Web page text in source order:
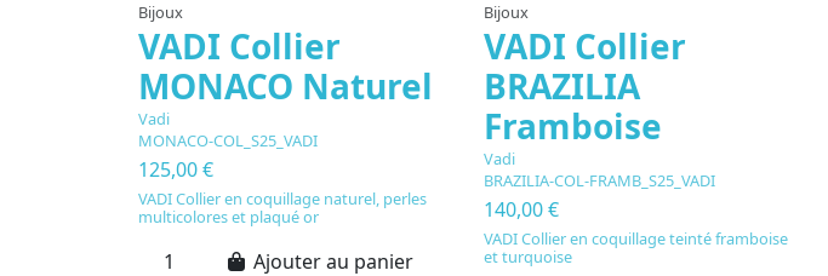
Bijoux
VADI Collier
MONACO Naturel
Vadi
MONACO-COL_S25_VADI
125,00 €
VADI Collier en coquillage naturel, perles
multicolores et plaqué or
Ajouter au panier
Bijoux
VADI Collier
BRAZILIA
Framboise
Vadi
BRAZILIA-COL-FRAMB_S25_VADI
140,00 €
VADI Collier en coquillage teinté framboise
et turquoise